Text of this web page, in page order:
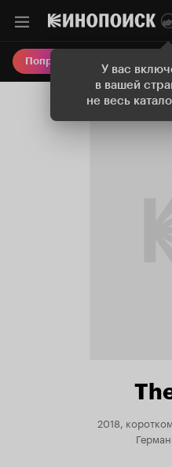
У вас
в вашей
не весь
Попробовать Плюс
2018,